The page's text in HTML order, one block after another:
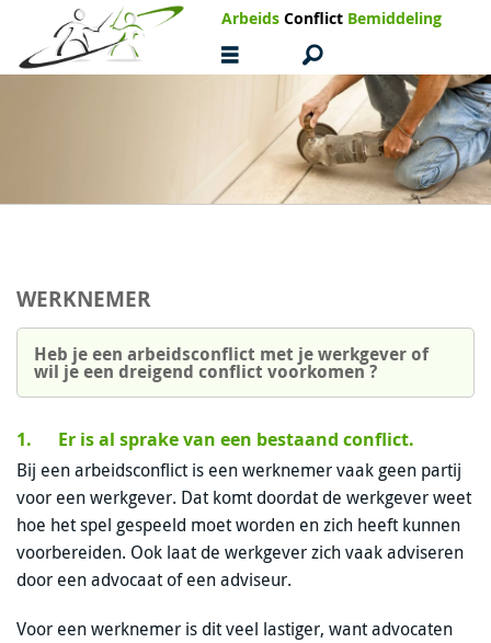
Arbeids ConflictBemiddeling
WERKNEMER
Heb je een arbeidsconflict met je werkgever of
wil je een dreigend conflict voorkomen ?
1. Er is al sprake van een bestaand conflict.
Bij een arbeidsconflict is een werknemer vaak geen partij
voor een werkgever. Dat komt doordat de werkgever weet
hoe het spel gespeeld moet worden en zich heeft kunnen
voorbereiden. Ook laat de werkgever zich vaak adviseren
door een advocaat of een adviseur.
Voor een werknemer is dit veel lastiger, want advocaten